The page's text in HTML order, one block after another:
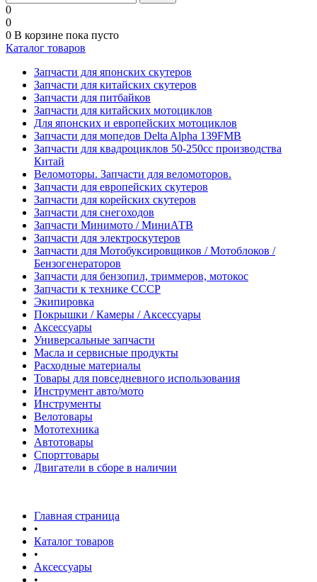
0
0
0 В корзине пока пусто
Каталог товаров
Запчасти для японских скутеров
Запчасти для китайских скутеров
Запчасти для питбайков
Запчасти для китайских мотоциклов
Для японских и европейских мотоциклов
Запчасти для мопедов Delta Alpha 139FMB
Запчасти для квадроциклов 50-250сс производства
Китай
Веломоторы. Запчасти для веломоторов.
Запчасти для европейских скутеров
Запчасти для корейских скутеров
Запчасти для снегоходов
Запчасти Минимото / МиниАТВ
Запчасти для электроскутеров
Запчасти для Мотобуксировщиков / Мотоблоков /
Бензогенераторов
Запчасти для бензопил, триммеров, мотокос
Запчасти к технике СССР
Экипировка
Покрышки / Камеры / Аксессуары
Аксессуары
Универсальные запчасти
Масла и сервисные продукты
Расходные материалы
Товары для повседневного использования
Инструмент авто/мото
Инструменты
Велотовары
Мототехника
Автотовары
Спорттовары
Двигатели в сборе в наличии
Главная страница
•
Каталог товаров
•
Аксессуары
•